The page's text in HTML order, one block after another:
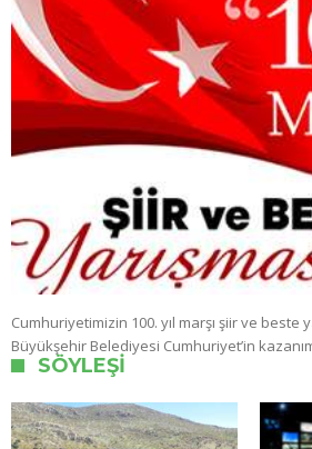
Cumhuriyetimizin 100. yıl marşı şiir ve beste
Büyükşehir Belediyesi Cumhuriyet’in
SÖYLEŞI